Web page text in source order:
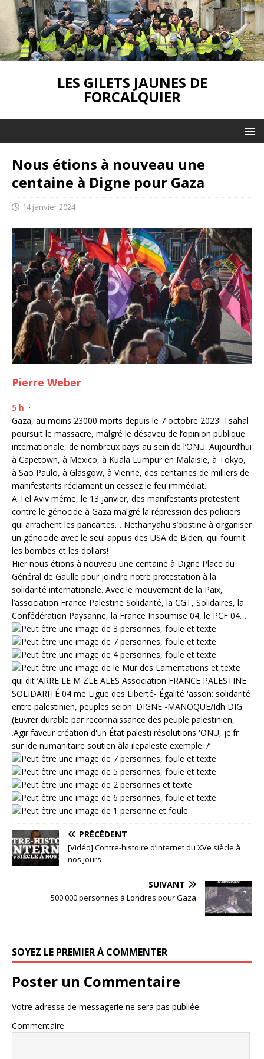
LES GILETS JAUNES DE
FORCALQUIER
Nous étions à nouveau une
centaine à Digne pour Gaza
14 janvier 2024
Pierre Weber
5 h ·
Gaza, au moins 23000 morts depuis le 7 octobre 2023! Tsahal
poursuit le massacre, malgré le désaveu de l’opinion publique
internationale, de nombreux pays au sein de l’ONU. Aujourd’hui
à Capetown, à Mexico, à Kuala Lumpur en Malaisie, à Tokyo,
à Sao Paulo, à Glasgow, à Vienne, des centaines de milliers de
manifestants réclament un cessez le feu immédiat.
A Tel Aviv même, le 13 janvier, des manifestants protestent
contre le génocide à Gaza malgré la répression des policiers
qui arrachent les pancartes… Nethanyahu s’obstine à organiser
un génocide avec le seul appuis des USA de Biden, qui fournit
les bombes et les dollars!
Hier nous étions à nouveau une centaine à Digne Place du
Général de Gaulle pour joindre notre protestation à la
solidarité internationale. Avec le mouvement de la Paix,
l’association France Palestine Solidarité, la CGT, Solidaires, la
Confédération Paysanne, la France Insoumise 04, le PCF 04…
PRÉCÉDENT
[Vidéo] Contre-histoire d’internet du XVe siècle à
nos jours
SUIVANT
500 000 personnes à Londres pour Gaza
SOYEZ LE PREMIER À COMMENTER
Poster un Commentaire
Votre adresse de messagerie ne sera pas publiée.
Commentaire